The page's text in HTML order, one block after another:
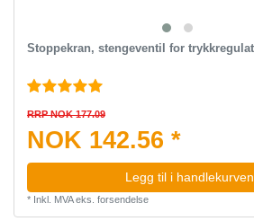
Stoppekran, stengeventil for
RRP NOK 177.09
NOK 142.56 *
Legg til i handlekurven
* Inkl. MVAeks. forsendelse